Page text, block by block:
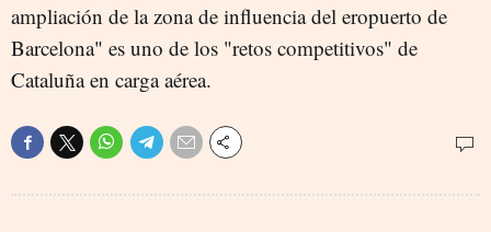
ampliación de la zona de influencia del eropuerto de
Barcelona" es uno de los "retos competitivos" de
Cataluña en carga aérea.